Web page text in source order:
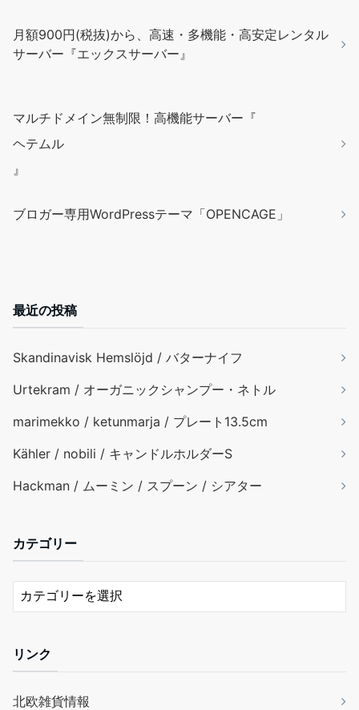
月額900円(税抜)から、高速・多機能・高安定レンタル
サーバー『エックスサーバー』
マルチドメイン無制限！高機能サーバー『
ヘテムル
』
ブロガー専用WordPressテーマ「OPENCAGE」
最近の投稿
Skandinavisk Hemslöjd / バターナイフ
Urtekram / オーガニックシャンプー・ネトル
marimekko / ketunmarja / プレート13.5cm
Kähler / nobili / キャンドルホルダーS
Hackman / ムーミン / スプーン / シアター
カテゴリー
リンク
北欧雑貨情報